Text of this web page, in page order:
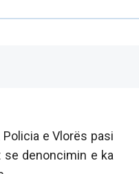
e Vlorës pasi
denoncimin e ka